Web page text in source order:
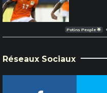
Potins People 🌟
Réseaux Sociaux